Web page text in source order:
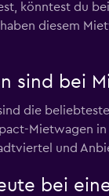
könntest du
diesem
sind bei
die
Mietwagen
und
bei